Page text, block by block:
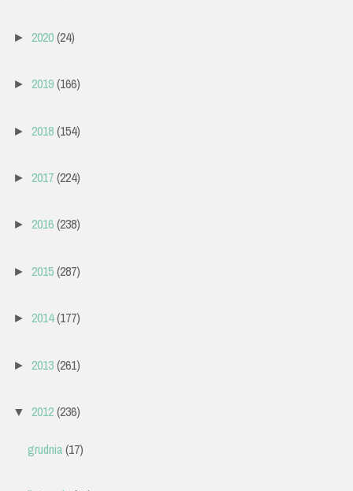
► 2020(24)
► 2019(166)
► 2018(154)
► 2017(224)
► 2016(238)
► 2015(287)
► 2014(177)
► 2013(261)
▼ 2012(236)
grudnia(17)